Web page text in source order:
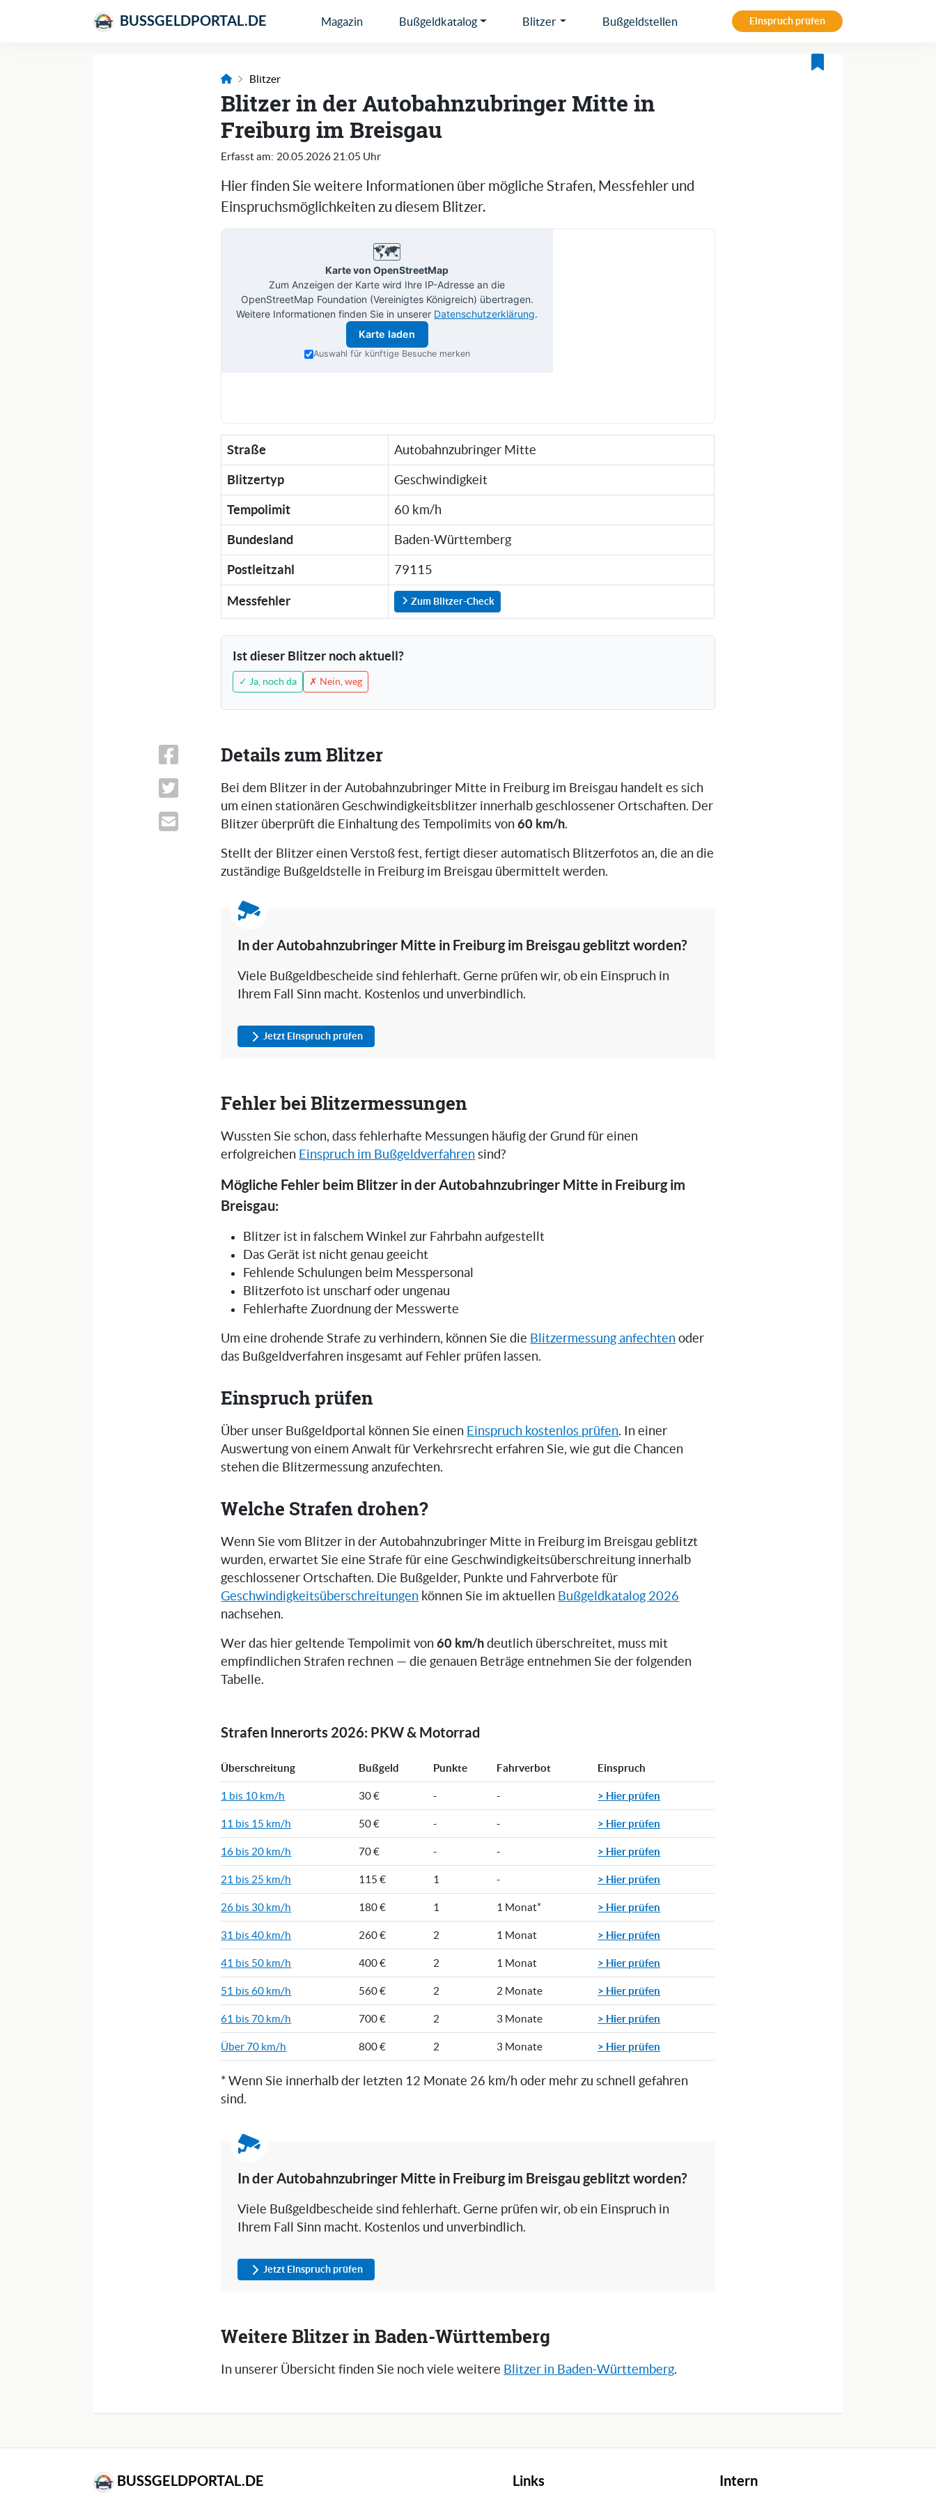
BUSSGELDPORTAL.DE Magazin Bußgeldkatalog Blitzer Bußgeldstellen Einspruch prüfen
Blitzer
Blitzer in der Autobahnzubringer Mitte in
Freiburg im Breisgau
Erfasst am: 20.05.2026 21:05 Uhr
Hier finden Sie weitere Informationen über mögliche Strafen, Messfehler und
Einspruchsmöglichkeiten zu diesem Blitzer.
🗺️
Karte von OpenStreetMap
Zum Anzeigen der Karte wird Ihre IP-Adresse an die
OpenStreetMap Foundation (Vereinigtes Königreich) übertragen.
Weitere Informationen finden Sie in unserer Datenschutzerklärung.
Karte laden
Auswahl für künftige Besuche merken
Straße Autobahnzubringer Mitte
Blitzertyp Geschwindigkeit
Tempolimit 60 km/h
Bundesland Baden-Württemberg
Postleitzahl 79115
Messfehler Zum Blitzer-Check
Ist dieser Blitzer noch aktuell?
✓ Ja, noch da ✗ Nein, weg
Details zum Blitzer
Bei dem Blitzer in der Autobahnzubringer Mitte in Freiburg im Breisgau handelt es sich
um einen stationären Geschwindigkeitsblitzer innerhalb geschlossener Ortschaften. Der
Blitzer überprüft die Einhaltung des Tempolimits von60 km/h.
Stellt der Blitzer einen Verstoß fest, fertigt dieser automatisch Blitzerfotos an, die an die
zuständige Bußgeldstelle in Freiburg im Breisgau übermittelt werden.
In der Autobahnzubringer Mitte in Freiburg im Breisgau geblitzt worden?
Viele Bußgeldbescheide sind fehlerhaft. Gerne prüfen wir, ob ein Einspruch in
Ihrem Fall Sinn macht. Kostenlos und unverbindlich.
Jetzt Einspruch prüfen
Fehler bei Blitzermessungen
Wussten Sie schon, dass fehlerhafte Messungen häufig der Grund für einen
erfolgreichen Einspruch im Bußgeldverfahren sind?
Mögliche Fehler beim Blitzer in der Autobahnzubringer Mitte in Freiburg im
Breisgau:
Blitzer ist in falschem Winkel zur Fahrbahn aufgestellt
Das Gerät ist nicht genau geeicht
Fehlende Schulungen beim Messpersonal
Blitzerfoto ist unscharf oder ungenau
Fehlerhafte Zuordnung der Messwerte
Um eine drohende Strafe zu verhindern, können Sie die Blitzermessung anfechten oder
das Bußgeldverfahren insgesamt auf Fehler prüfen lassen.
Einspruch prüfen
Über unser Bußgeldportal können Sie einen Einspruch kostenlos prüfen. In einer
Auswertung von einem Anwalt für Verkehrsrecht erfahren Sie, wie gut die Chancen
stehen die Blitzermessung anzufechten.
Welche Strafen drohen?
Wenn Sie vom Blitzer in der Autobahnzubringer Mitte in Freiburg im Breisgau geblitzt
wurden, erwartet Sie eine Strafe für eine Geschwindigkeitsüberschreitung innerhalb
geschlossener Ortschaften. Die Bußgelder, Punkte und Fahrverbote für
Geschwindigkeitsüberschreitungen können Sie im aktuellen Bußgeldkatalog 2026
nachsehen.
Wer das hier geltende Tempolimit von60 km/h deutlich überschreitet, muss mit
empfindlichen Strafen rechnen — die genauen Beträge entnehmen Sie der folgenden
Tabelle.
Strafen Innerorts 2026: PKW & Motorrad
Überschreitung Bußgeld Punkte Fahrverbot Einspruch
1 bis 10 km/h 30 € - - > Hier prüfen
11 bis 15 km/h 50 € - - > Hier prüfen
16 bis 20 km/h 70 € - - > Hier prüfen
21 bis 25 km/h 115 € 1 - > Hier prüfen
26 bis 30 km/h 180 € 1 1 Monat* > Hier prüfen
31 bis 40 km/h 260 € 2 1 Monat > Hier prüfen
41 bis 50 km/h 400 € 2 1 Monat > Hier prüfen
51 bis 60 km/h 560 € 2 2 Monate > Hier prüfen
61 bis 70 km/h 700 € 2 3 Monate > Hier prüfen
Über 70 km/h 800 € 2 3 Monate > Hier prüfen
* Wenn Sie innerhalb der letzten 12 Monate 26 km/h oder mehr zu schnell gefahren
sind.
In der Autobahnzubringer Mitte in Freiburg im Breisgau geblitzt worden?
Viele Bußgeldbescheide sind fehlerhaft. Gerne prüfen wir, ob ein Einspruch in
Ihrem Fall Sinn macht. Kostenlos und unverbindlich.
Jetzt Einspruch prüfen
Weitere Blitzer in Baden-Württemberg
In unserer Übersicht finden Sie noch viele weitere Blitzer in Baden-Württemberg.
BUSSGELDPORTAL.DE Links Intern